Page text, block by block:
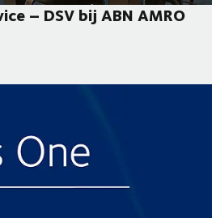
– DSV bij ABN AMRO
bij ABN AMRO Open